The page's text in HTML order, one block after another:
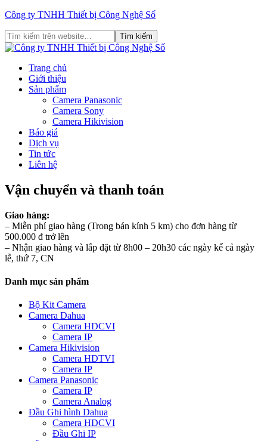
Công ty TNHH Thiết bị Công Nghệ Số
Trang chủ
Giới thiệu
Sản phẩm
Camera Panasonic
Camera Sony
Camera Hikivision
Báo giá
Dịch vụ
Tin tức
Liên hệ
Vận chuyển và thanh toán
Giao hàng:
– Miễn phí giao hàng (Trong bán kính 5 km) cho đơn hàng từ
500.000 đ trở lên
– Nhận giao hàng và lắp đặt từ 8h00 – 20h30 các ngày kể cả ngày
lễ, thứ 7, CN
Danh mục sản phẩm
Bộ Kit Camera
Camera Dahua
Camera HDCVI
Camera IP
Camera Hikivision
Camera HDTVI
Camera IP
Camera Panasonic
Camera IP
Camera Analog
Đầu Ghi hình Dahua
Camera HDCVI
Đầu Ghi IP